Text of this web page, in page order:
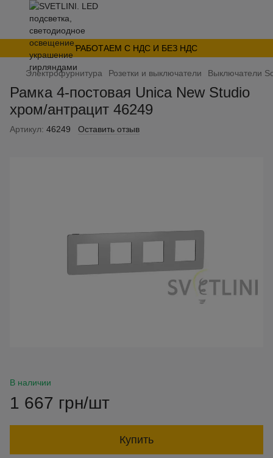
РАБОТАЕМ С НДС И БЕЗ НДС
Электрофурнитура Розетки и выключатели Выключатели
Рамка 4-постовая Unica New Studio
хром/антрацит 46249
Артикул: 46249 Оставить отзыв
В наличии
1 667 грн/шт
Купить